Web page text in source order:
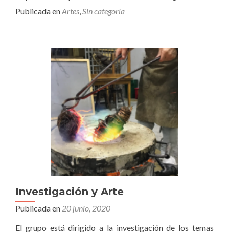
Publicada enArtes,Sin categoría
Investigación y Arte
Publicada en 20 junio, 2020
El grupo está dirigido a la investigación de los temas